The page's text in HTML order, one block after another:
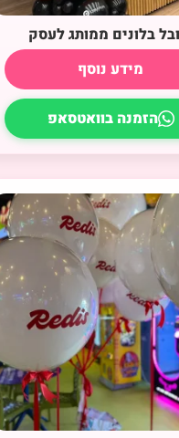
בלונים ממותג לעסק
מידע נוסף
הזמנה בוואטסאפ